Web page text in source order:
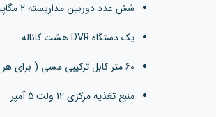
شش عدد دوربین مداربسته 2 مگاپیکسل
یک دستگاه DVR هشت کاناله
60 متر کابل ترکیبی مسی ( برای هر دوربین 10 متر)
منبع تغذیه مرکزی 12 ولت 5 آمپر